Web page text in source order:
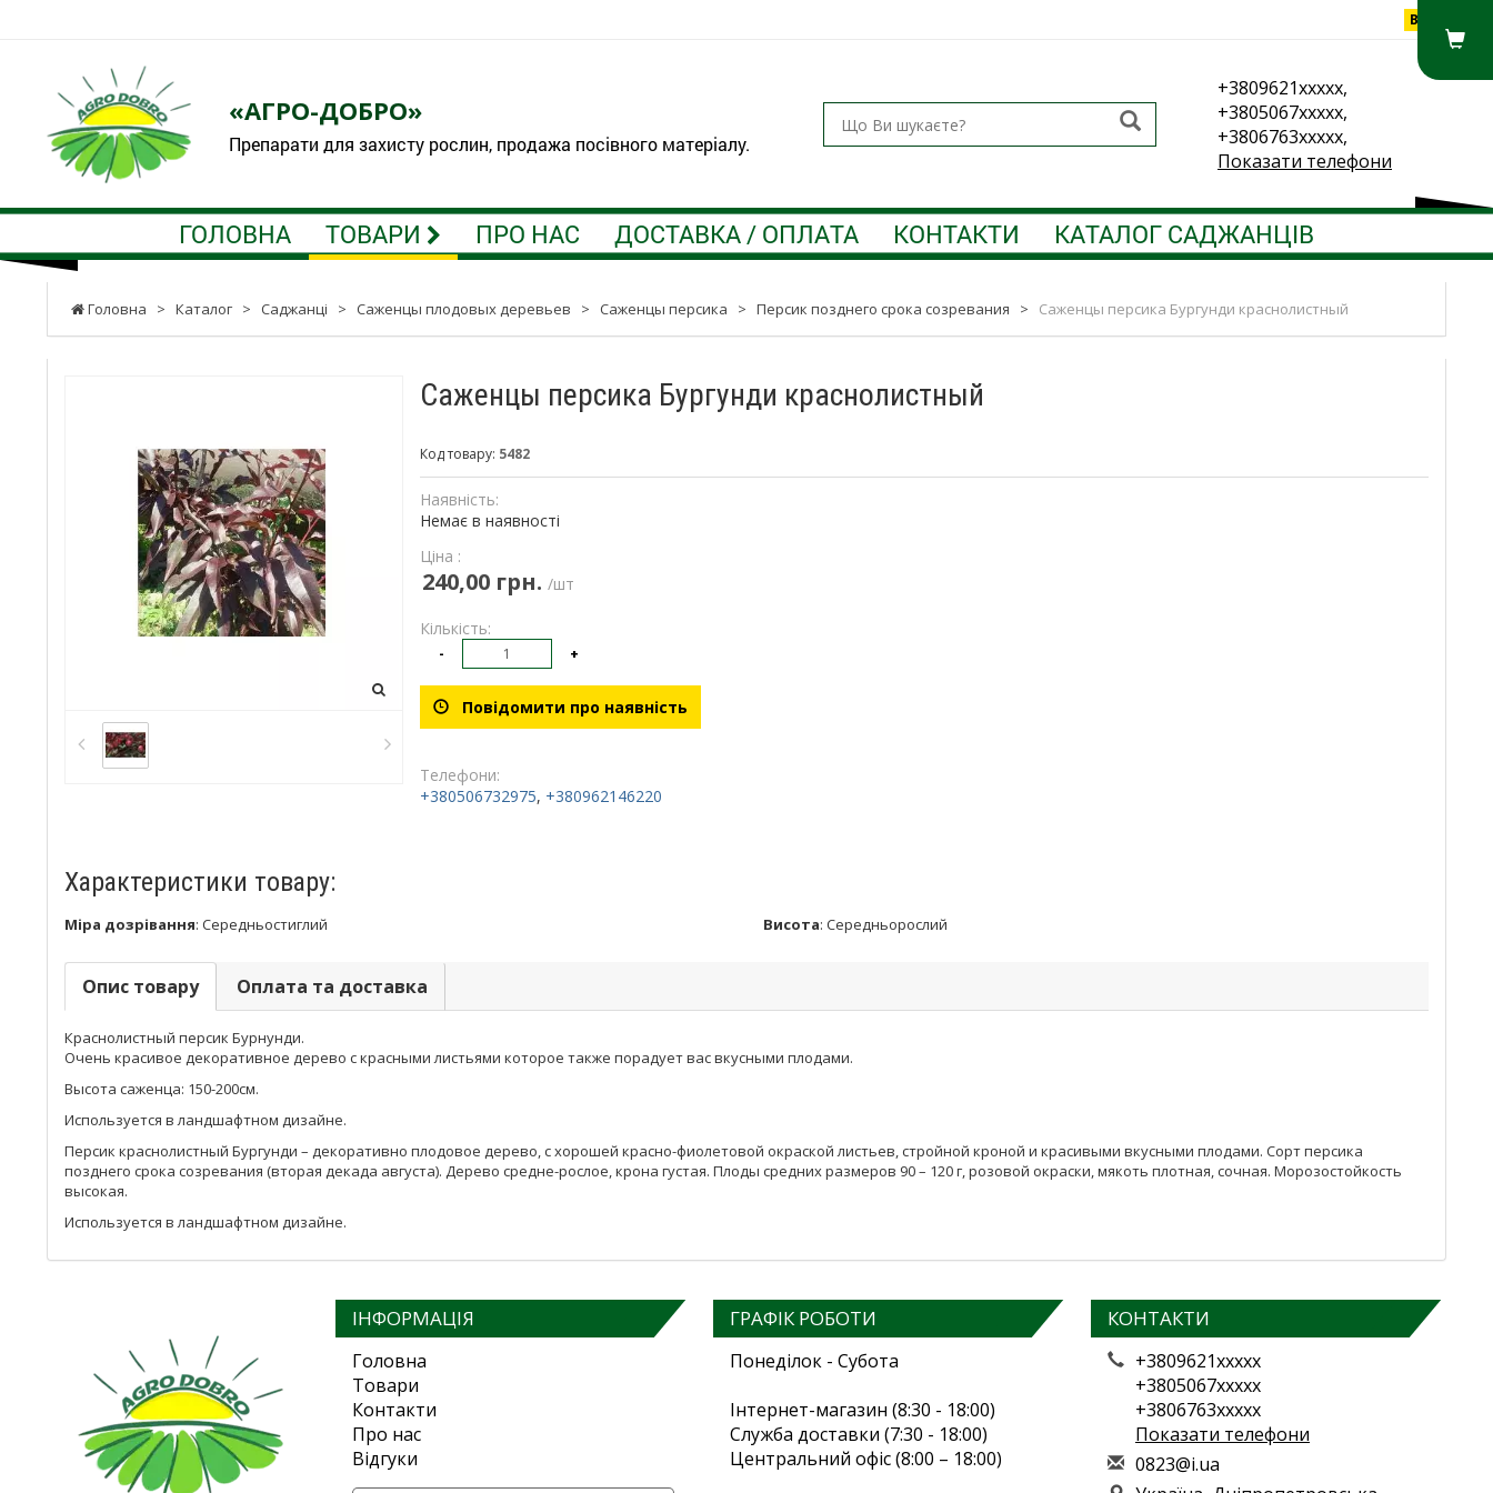
Вхід
«АГРО-ДОБРО»
Препарати для захисту рослин, продажа посівного матеріалу.
+3809621xxxxx,
+3805067xxxxx,
+3806763xxxxx,
Показати телефони
ГОЛОВНА ТОВАРИ ПРО НАС ДОСТАВКА / ОПЛАТА КОНТАКТИ КАТАЛОГ САДЖАНЦІВ
Головна > Каталог > Саджанці > Саженцы плодовых деревьев > Саженцы персика > Персик позднего срока созревания > Саженцы персика Бургунди краснолистный
Саженцы персика Бургунди краснолистный
Код товару: 5482
Наявність:
Немає в наявності
Ціна :
240,00 грн. /шт
Кількість:
- +
Повідомити про наявність
Телефони:
+380506732975, +380962146220
Характеристики товару:
Міра дозрівання: Середньостиглий Висота: Середньорослий
Опис товару Оплата та доставка
Краснолистный персик Бурнунди.
Очень красивое декоративное дерево с красными листьями которое также порадует вас вкусными плодами.
Высота саженца: 150-200см.
Используется в ландшафтном дизайне.
Персик краснолистный Бургунди – декоративно плодовое дерево, с хорошей красно-фиолетовой окраской листьев, стройной кроной и красивыми вкусными плодами. Сорт персика
позднего срока созревания (вторая декада августа). Дерево средне-рослое, крона густая. Плоды средних размеров 90 – 120 г, розовой окраски, мякоть плотная, сочная. Морозостойкость
высокая.
Используется в ландшафтном дизайне.
ІНФОРМАЦІЯ
Головна
Товари
Контакти
Про нас
Відгуки
ГРАФІК РОБОТИ
Понеділок - Субота
Інтернет-магазин (8:30 - 18:00)
Служба доставки (7:30 - 18:00)
Центральний офіс (8:00 – 18:00)
КОНТАКТИ
+3809621xxxxx
+3805067xxxxx
+3806763xxxxx
Показати телефони
0823@i.ua